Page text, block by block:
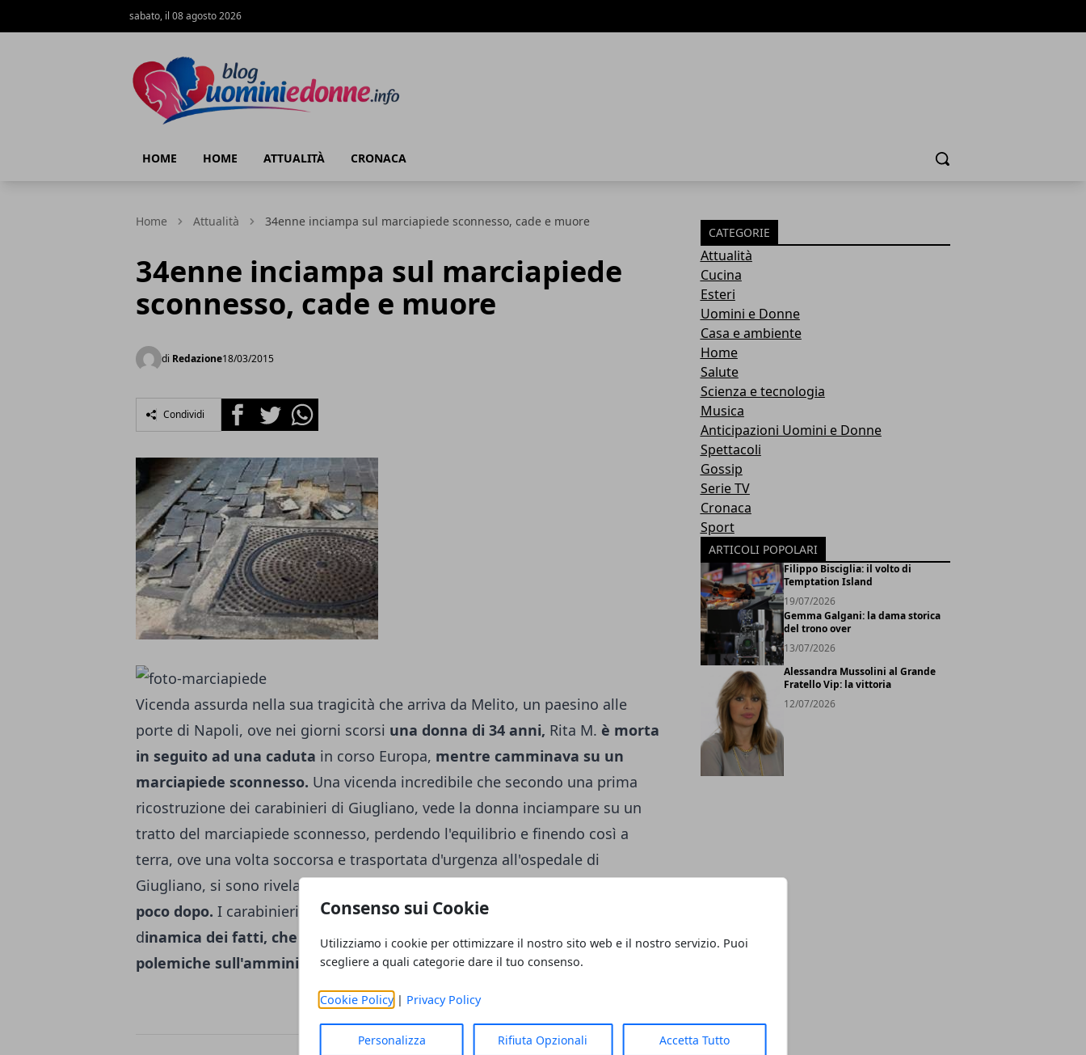
Consenso sui Cookie
Utilizziamo i cookie per ottimizzare il nostro sito web e il nostro servizio. Puoi
scegliere a quali categorie dare il tuo consenso.
Cookie Policy| Privacy Policy
Personalizza Rifiuta Opzionali Accetta Tutto
sabato, il 08 agosto 2026
HOME HOME ATTUALITÀ CRONACA Cerca
Home Attualità 34enne inciampa sul marciapiede sconnesso, cade e muore
34enne inciampa sul marciapiede
sconnesso, cade e muore
di Redazione18/03/2015
Condividi FacebookTwitterWhatsapp
Vicenda assurda nella sua tragicità che arriva da Melito, un paesino alle
porte di Napoli, ove nei giorni scorsi una donna di 34 anni, Rita M. è morta
in seguito ad una caduta in corso Europa, mentre camminava su un
marciapiede sconnesso. Una vicenda incredibile che secondo una prima
ricostruzione dei carabinieri di Giugliano, vede la donna inciampare su un
tratto del marciapiede sconnesso, perdendo l'equilibrio e finendo così a
terra, ove una volta soccorsa e trasportata d'urgenza all'ospedale di
Giugliano, si sono rivelati però inutili i soccorsi!
poco dopo. I carabinieri della compagnia stanno indagano per ricostruire la
dinamica dei fatti, che se confermata, potrebbe sollevare non poche
polemiche sull'amministrazione dei beni comunali. Michela Galli
CATEGORIE
Attualità
Cucina
Esteri
Uomini e Donne
Casa e ambiente
Home
Salute
Scienza e tecnologia
Musica
Anticipazioni Uomini e Donne
Spettacoli
Gossip
Serie TV
Cronaca
Sport
ARTICOLI POPOLARI
Filippo Bisciglia: il volto di
Temptation Island
19/07/2026
Gemma Galgani: la dama storica
del trono over
13/07/2026
Alessandra Mussolini al Grande
Fratello Vip: la vittoria
12/07/2026